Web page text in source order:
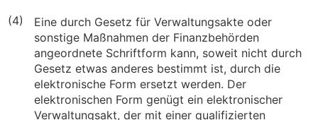
(4)
Eine durch Gesetz für Verwaltungsakte oder
sonstige Maßnahmen der Finanzbehörden
angeordnete Schriftform kann, soweit nicht durch
Gesetz etwas anderes bestimmt ist, durch die
elektronische Form ersetzt werden. Der
elektronischen Form genügt ein elektronischer
Verwaltungsakt, der mit einer qualifizierten